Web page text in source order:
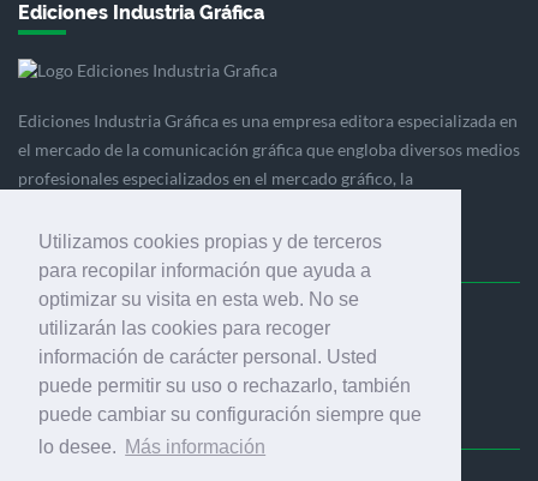
Utilizamos cookies propias y de terceros
para recopilar información que ayuda a
optimizar su visita en esta web. No se
utilizarán las cookies para recoger
información de carácter personal. Usted
puede permitir su uso o rechazarlo, también
puede cambiar su configuración siempre que
lo desee. Más información
Ediciones Industria Gráfica
Ediciones Industria Gráfica es una empresa editora especializada en
el mercado de la comunicación gráfica que engloba diversos medios
profesionales especializados en el mercado gráfico, la
Ediciones Industria Gráfica, S.C.P.
Calle Fluvià 257, bajos, 08020 Barcelona (España)